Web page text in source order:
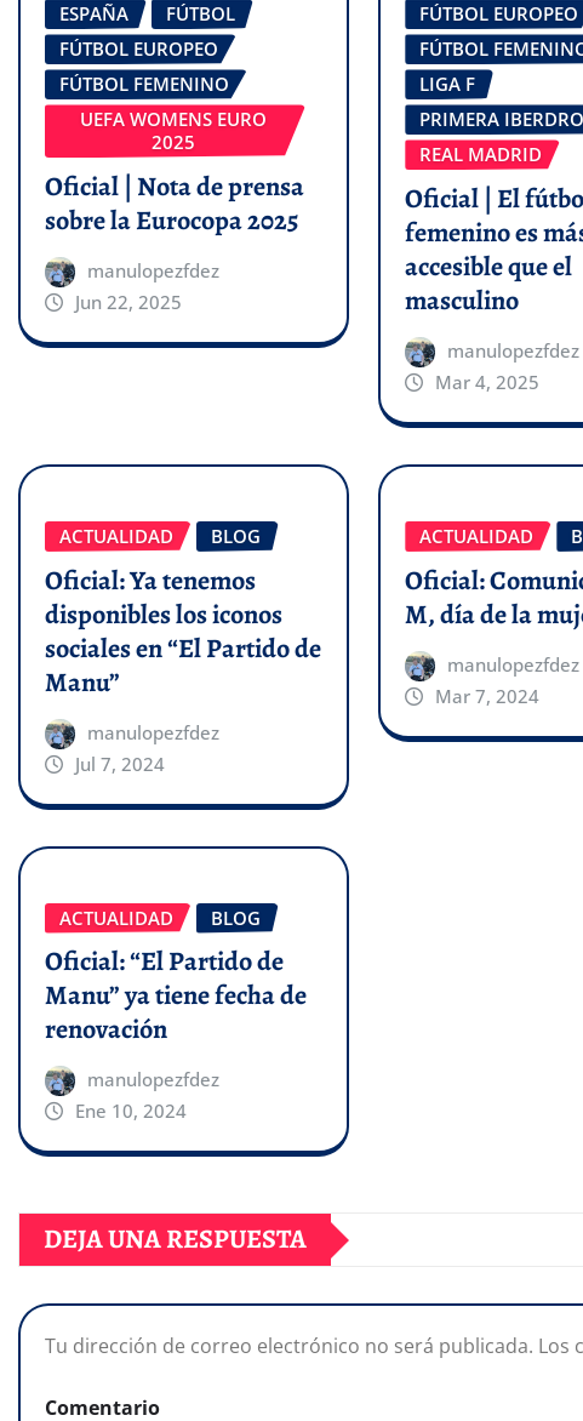
ESPAÑA
FÚTBOL
FÚTBOL EUROPEO
FÚTBOL FEMENINO
UEFA WOMENS EURO
2025
Oficial | Nota de prensa
sobre la Eurocopa 2025
manulopezfdez
Jun 22, 2025
FÚTBOL EUROPEO
FÚTBOL
LIGA F
PRIMERA
REAL MADRID
Oficial | El
femenino es
accesible que el
masculino
manulopezfdez
Mar 4, 2025
ACTUALIDAD BLOG
Oficial: Ya tenemos
disponibles los iconos
sociales en “El Partido de
Manu”
manulopezfdez
Jul 7, 2024
ACTUALIDAD
Oficial:
M, día de la
manulopezfdez
Mar 7, 2024
ACTUALIDAD BLOG
Oficial: “El Partido de
Manu” ya tiene fecha de
renovación
manulopezfdez
Ene 10, 2024
DEJA UNA RESPUESTA
Tu dirección de correo electrónico no será publicada. Los
Comentario